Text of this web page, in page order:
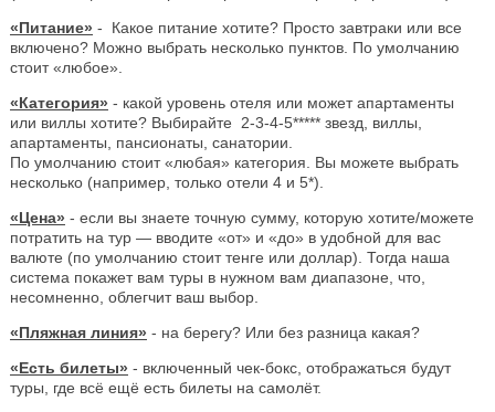
«Питание» - Какое питание хотите? Просто завтраки или все
включено? Можно выбрать несколько пунктов. По умолчанию
стоит «любое».
«Категория» - какой уровень отеля или может апартаменты
или виллы хотите? Выбирайте 2-3-4-5***** звезд, виллы,
апартаменты, пансионаты, санатории.
По умолчанию стоит «любая» категория. Вы можете выбрать
несколько (например, только отели 4 и 5*).
«Цена» - если вы знаете точную сумму, которую хотите/можете
потратить на тур — вводите «от» и «до» в удобной для вас
валюте (по умолчанию стоит тенге или доллар). Тогда наша
система покажет вам туры в нужном вам диапазоне, что,
несомненно, облегчит ваш выбор.
«Пляжная линия» - на берегу? Или без разница какая?
«Есть билеты» - включенный чек-бокс, отображаться будут
туры, где всё ещё есть билеты на самолёт.